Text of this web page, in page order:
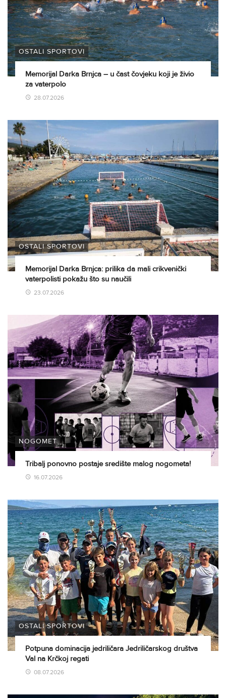
OSTALI SPORTOVI
Memorijal Darka Brnjca – u čast čovjeku koji je živio
za vaterpolo
28.07.2026
OSTALI SPORTOVI
Memorijal Darka Brnjca: prilika da mali crikvenički
vaterpolisti pokažu što su naučili
23.07.2026
NOGOMET
Tribalj ponovno postaje središte malog nogometa!
16.07.2026
OSTALI SPORTOVI
Potpuna dominacija jedriličara Jedriličarskog društva
Val na Krčkoj regati
08.07.2026